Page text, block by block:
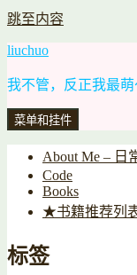
跳至内容
liuchuo
我不管，反正我最萌
菜单和挂件
About Me – 日
Code
Books
★书籍推荐列
标签